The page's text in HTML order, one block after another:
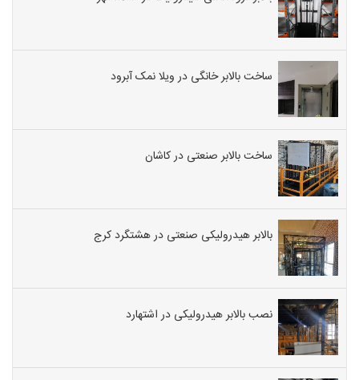
ساخت بالابر خانگی در ویلا نمک آبرود
ساخت بالابر صنعتی در کاشان
بالابر هیدرولیکی صنعتی در هشتگرد کرج
نصب بالابر هیدرولیکی در اشتهارد